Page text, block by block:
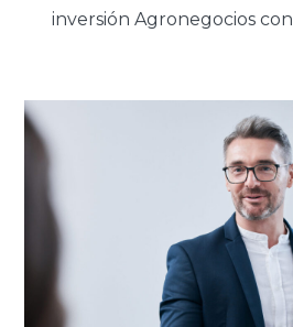
inversión Agronegocios